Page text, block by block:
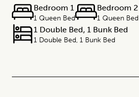
Bedroom 1
1 Queen Bed
Bedroom 2
1 Queen Bed
1 Double Bed, 1 Bunk Bed
1 Double Bed, 1 Bunk Bed